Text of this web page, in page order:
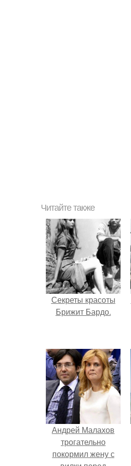
Читайте также
Секреты красоты
Брижит Бардо.
Андрей Малахов
трогательно
покормил жену с